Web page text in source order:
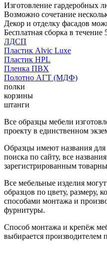
Изготовление гардеробных
Возможно сочетание
Декор и отделку фасадов
Бесплатная сборка в течение
ЛДСП
Пластик Alvic Luxe
Пластик HPL
Пленка ПВХ
Полотно АГТ (МДФ)
полки
корзины
штанги
Все образцы мебели
проекту в единственном
Образцы имеют названия для
поиска по сайту, все
зарегистрированным
Все мебельные изделия
образцов по цвету, размеру,
способами монтажа и
фурнитуры.
Способ монтажа и крепёж
выбирается производителем